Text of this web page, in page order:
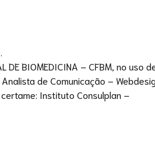
DE BIOMEDICINA – CFBM, no
de Comunicação –
Instituto Consulplan –